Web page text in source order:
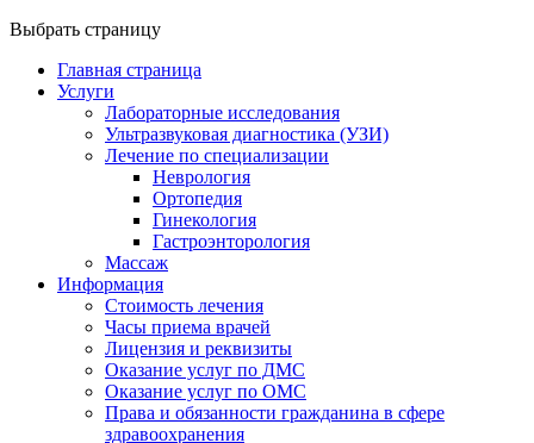
Выбрать страницу
Главная страница
Услуги
Лабораторные исследования
Ультразвуковая диагностика (УЗИ)
Лечение по специализации
Неврология
Ортопедия
Гинекология
Гастроэнторология
Массаж
Информация
Стоимость лечения
Часы приема врачей
Лицензия и реквизиты
Оказание услуг по ДМС
Оказание услуг по ОМС
Права и обязанности гражданина в сфере
здравоохранения